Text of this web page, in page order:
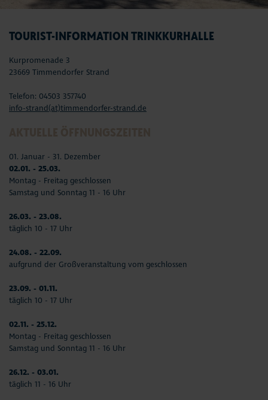
TOURIST-INFORMATION TRINKKURHALLE
Kurpromenade 3
23669 Timmendorfer Strand
Telefon: 04503 357740
info-strand(at)timmendorfer-strand.de
01. Januar - 31. Dezember
02.01. - 25.03.
Montag - Freitag geschlossen
Samstag und Sonntag 11 - 16 Uhr
26.03. - 23.08.
täglich 10 - 17 Uhr
24.08. - 22.09.
aufgrund der Großveranstaltung vom geschlossen
23.09. - 01.11.
täglich 10 - 17 Uhr
02.11. - 25.12.
Montag - Freitag geschlossen
Samstag und Sonntag 11 - 16 Uhr
26.12. - 03.01.
täglich 11 - 16 Uhr